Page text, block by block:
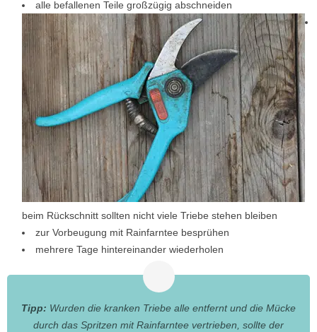
alle befallenen Teile großzügig abschneiden
beim Rückschnitt sollten nicht viele Triebe stehen bleiben
zur Vorbeugung mit Rainfarntee besprühen
mehrere Tage hintereinander wiederholen
Tipp: Wurden die kranken Triebe alle entfernt und die Mücke
durch das Spritzen mit Rainfarntee vertrieben, sollte der